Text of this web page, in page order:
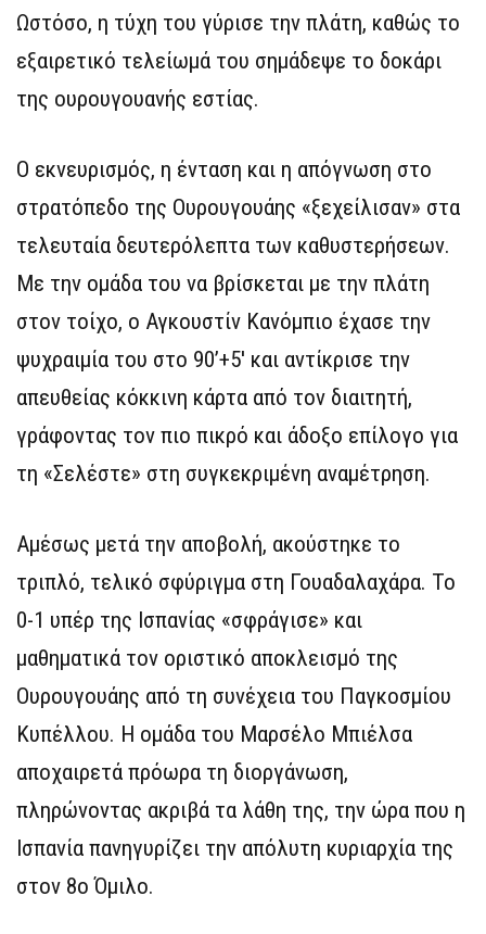
Ωστόσο, η τύχη του γύρισε την πλάτη, καθώς το
εξαιρετικό τελείωμά του σημάδεψε το δοκάρι
της ουρουγουανής εστίας.
Ο εκνευρισμός, η ένταση και η απόγνωση στο
στρατόπεδο της Ουρουγουάης «ξεχείλισαν» στα
τελευταία δευτερόλεπτα των καθυστερήσεων.
Με την ομάδα του να βρίσκεται με την πλάτη
στον τοίχο, ο Αγκουστίν Κανόμπιο έχασε την
ψυχραιμία του στο 90’+5′ και αντίκρισε την
απευθείας κόκκινη κάρτα από τον διαιτητή,
γράφοντας τον πιο πικρό και άδοξο επίλογο για
τη «Σελέστε» στη συγκεκριμένη αναμέτρηση.
Αμέσως μετά την αποβολή, ακούστηκε το
τριπλό, τελικό σφύριγμα στη Γουαδαλαχάρα. Το
0-1 υπέρ της Ισπανίας «σφράγισε» και
μαθηματικά τον οριστικό αποκλεισμό της
Ουρουγουάης από τη συνέχεια του Παγκοσμίου
Κυπέλλου. Η ομάδα του Μαρσέλο Μπιέλσα
αποχαιρετά πρόωρα τη διοργάνωση,
πληρώνοντας ακριβά τα λάθη της, την ώρα που η
Ισπανία πανηγυρίζει την απόλυτη κυριαρχία της
στον 8ο Όμιλο.